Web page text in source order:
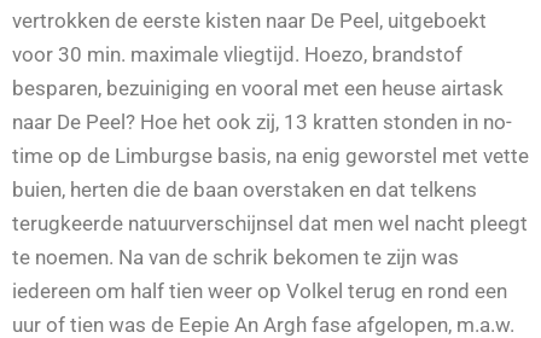
vertrokken de eerste kisten naar De Peel, uitgeboekt
voor 30 min. maximale vliegtijd. Hoezo, brandstof
besparen, bezuiniging en vooral met een heuse airtask
naar De Peel? Hoe het ook zij, 13 kratten stonden in no-
time op de Limburgse basis, na enig geworstel met vette
buien, herten die de baan overstaken en dat telkens
terugkeerde natuurverschijnsel dat men wel nacht pleegt
te noemen. Na van de schrik bekomen te zijn was
iedereen om half tien weer op Volkel terug en rond een
uur of tien was de Eepie An Argh fase afgelopen, m.a.w.